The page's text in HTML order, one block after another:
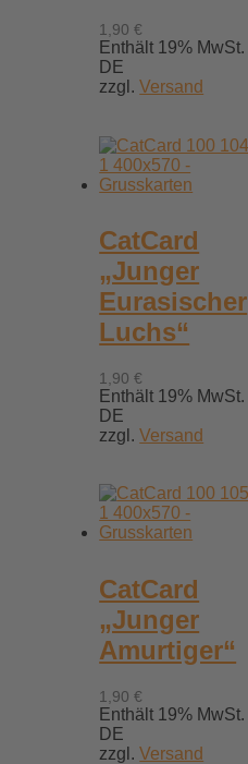
1,90€
Enthält 19% MwSt.
DE
zzgl.Versand
CatCard
„Junger
Eurasischer
Luchs“
1,90€
Enthält 19% MwSt.
DE
zzgl.Versand
CatCard
„Junger
Amurtiger“
1,90€
Enthält 19% MwSt.
DE
zzgl.Versand